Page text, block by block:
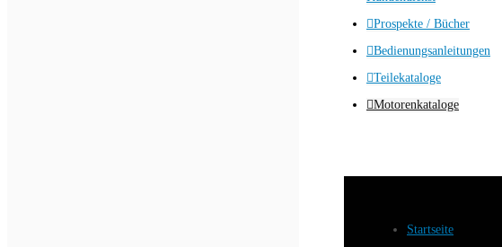
Prospekte / Bücher
Bedienungsanleitungen
Teilekataloge
Motorenkataloge
Startseite